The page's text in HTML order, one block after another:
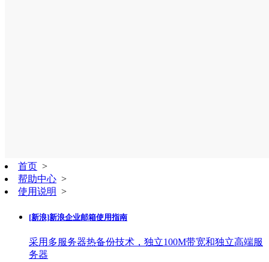
首页 >
帮助中心 >
使用说明 >
[新浪]新浪企业邮箱使用指南
采用多服务器热备份技术，独立100M带宽和独立高端服
务器